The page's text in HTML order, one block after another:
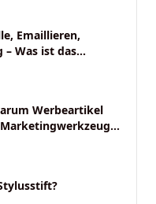
Emaillieren,
– Was ist das
Werbeartikel
sollten